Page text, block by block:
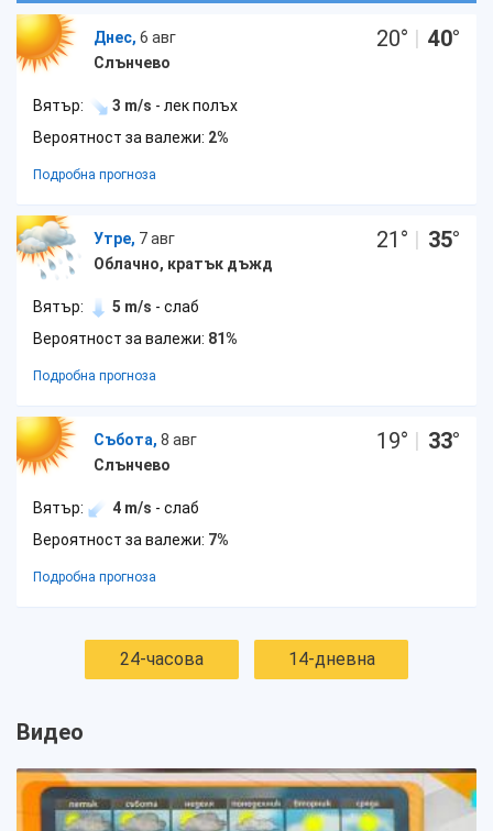
Днес, 6 авг
Слънчево
20° | 40°
Вятър: 3 m/s - лек полъх
Вероятност за валежи: 2%
Подробна прогноза
Утре, 7 авг
Облачно, кратък дъжд
21 ° | 35°
Вятър: 5 m/s - слаб
Вероятност за валежи: 81%
Подробна прогноза
Събота, 8 авг
Слънчево
19° | 33°
Вятър: 4 m/s - слаб
Вероятност за валежи: 7%
Подробна прогноза
24-часова 14-дневна
Видео